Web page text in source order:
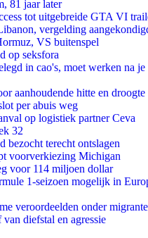
81 jaar later
tot uitgebreide GTA VI
vergelding
VS buitenspel
op seksfora
in cao's, moet werken na
aanhoudende hitte en droogte
per abuis weg
op logistiek partner Ceva
32
bezocht terecht ontslagen
voorverkiezing Michigan
voor 114 miljoen dollar
1-seizoen mogelijk in
veroordeelden onder
diefstal en agressie